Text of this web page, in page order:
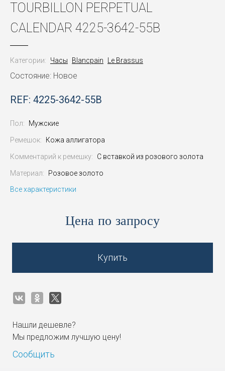
TOURBILLON PERPETUAL
CALENDAR 4225-3642-55B
Категории: Часы Blancpain Le Brassus
Состояние: Новое
REF: 4225-3642-55B
Пол: Мужские
Ремешок: Кожа аллигатора
Комментарий к ремешку: С вставкой из розового золота
Материал:
Розовое золото
Все характеристики
Цена по запросу
Купить
Нашли дешевле?
Мы предложим лучшую цену!
Сообщить